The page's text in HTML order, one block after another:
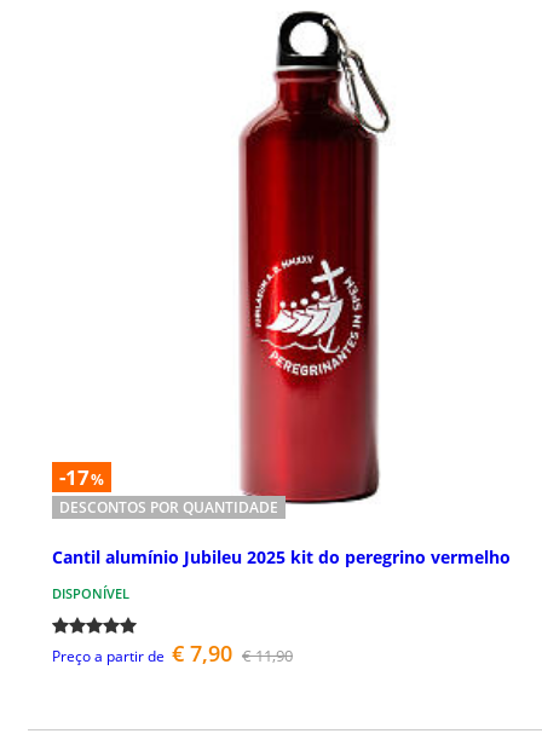
-17%
DESCONTOS POR QUANTIDADE
Cantil alumínio Jubileu 2025 kit do peregrino vermelho
DISPONÍVEL
Preço a partir de € 7,90 € 11,90